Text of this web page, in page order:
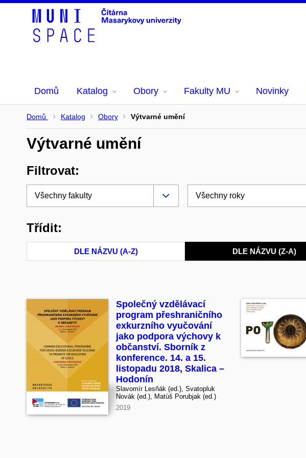
Domů Katalog Obory Fakulty MU Novinky
Domů Katalog Obory Výtvarné umění
Výtvarné umění
Filtrovat:
Třídit:
DLE NÁZVU (A-Z) DLE NÁZVU (Z-A)
Společný vzdělávací
program přeshraničního
exkurzního vyučování
jako podpora výchovy k
občanství. Sborník z
konference. 14. a 15.
listopadu 2018, Skalica –
Hodonín
Slavomír Lesňák (ed.), Svatopluk
Novák (ed.), Matúš Porubjak (ed.)
2019